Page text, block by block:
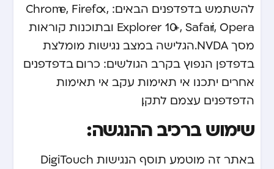
להשתמש בדפדפנים הבאים: Chrome, Firefox,
Explorer 10+, Safari, Opera ובתוכנות קוראות
מסך NVDA. הגלישה במצב נגישות מומלצת
בדפדפן הנפוץ בקרב הגולשים: כרום. בדפדפנים
אחרים יתכנו אי תאימות עקב אי תאימות
הדפדפנים עצמם לתקן.
שימוש ברכיב ההנגשה:
באתר זה מוטמע תוסף הנגישות DigiTouch